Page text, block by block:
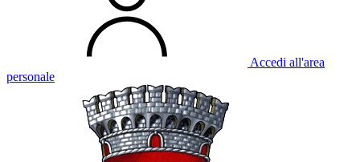
Accedi all'area
personale